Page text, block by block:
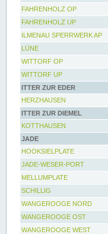
FAHRENHOLZ OP
FAHRENHOLZ UP
ILMENAU SPERRWERK AP
LÜNE
WITTORF OP
WITTORF UP
ITTER ZUR EDER
HERZHAUSEN
ITTER ZUR DIEMEL
KOTTHAUSEN
JADE
HOOKSIELPLATE
JADE-WESER-PORT
MELLUMPLATE
SCHILLIG
WANGEROOGE NORD
WANGEROOGE OST
WANGEROOGE WEST